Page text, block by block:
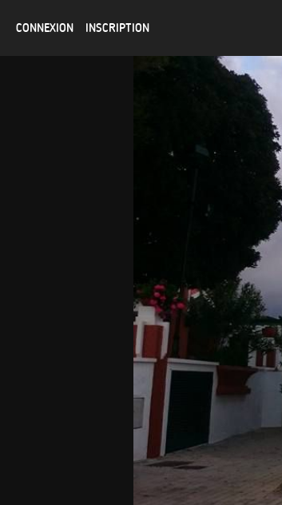
CONNEXION INSCRIPTION